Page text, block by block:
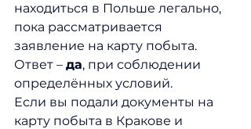
находиться в Польше легально,
пока рассматривается
заявление на карту побыта.
Ответ – да, при соблюдении
определённых условий.
Если вы подали документы на
карту побыта в Кракове и